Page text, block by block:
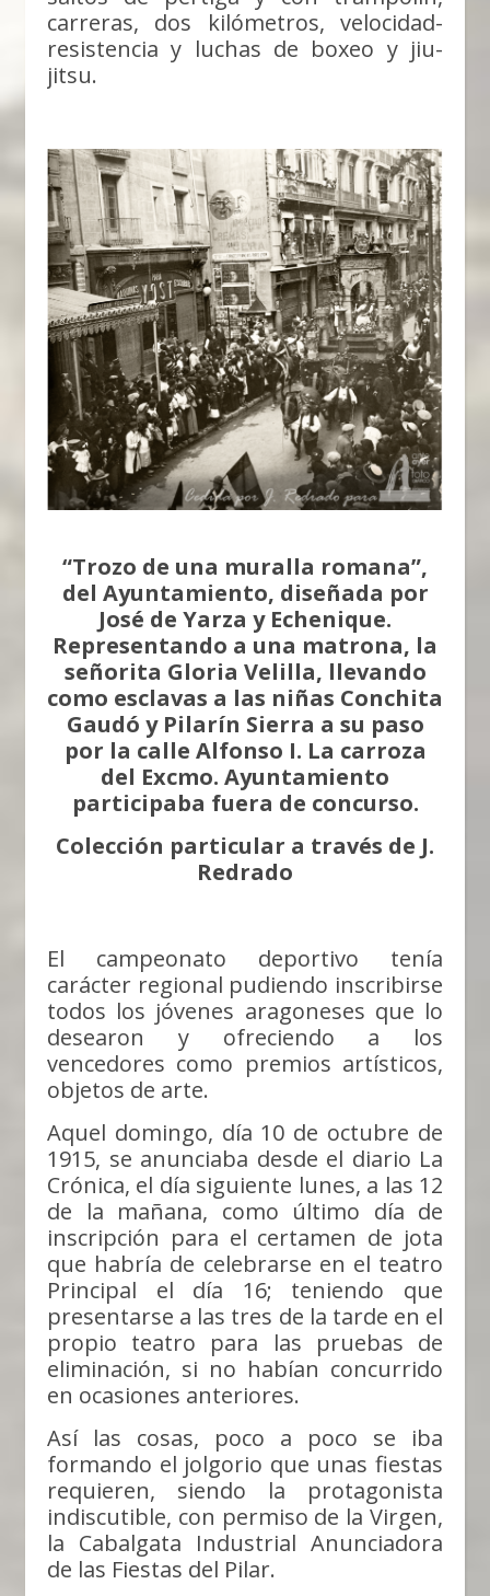
carreras, dos kilómetros, velocidad-
resistencia y luchas de boxeo y jiu-
jitsu.
“Trozo de una muralla romana”,
del Ayuntamiento, diseñada por
José de Yarza y Echenique.
Representando a una matrona, la
señorita Gloria Velilla, llevando
como esclavas a las niñas Conchita
Gaudó y Pilarín Sierra a su paso
por la calle Alfonso I. La carroza
del Excmo. Ayuntamiento
participaba fuera de concurso.
Colección particular a través de J.
Redrado
El campeonato deportivo tenía
carácter regional pudiendo inscribirse
todos los jóvenes aragoneses que lo
desearon y ofreciendo a los
vencedores como premios artísticos,
objetos de arte.
Aquel domingo, día 10 de octubre de
1915, se anunciaba desde el diario La
Crónica, el día siguiente lunes, a las 12
de la mañana, como último día de
inscripción para el certamen de jota
que habría de celebrarse en el teatro
Principal el día 16; teniendo que
presentarse a las tres de la tarde en el
propio teatro para las pruebas de
eliminación, si no habían concurrido
en ocasiones anteriores.
Así las cosas, poco a poco se iba
formando el jolgorio que unas fiestas
requieren, siendo la protagonista
indiscutible, con permiso de la Virgen,
la Cabalgata Industrial Anunciadora
de las Fiestas del Pilar.